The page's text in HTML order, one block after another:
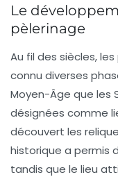
Le
pèlerinage
Au fil des siècles, les
connu diverses
Moyen-Âge que les
désignées comme
découvert les
historique a permis
tandis que le lieu